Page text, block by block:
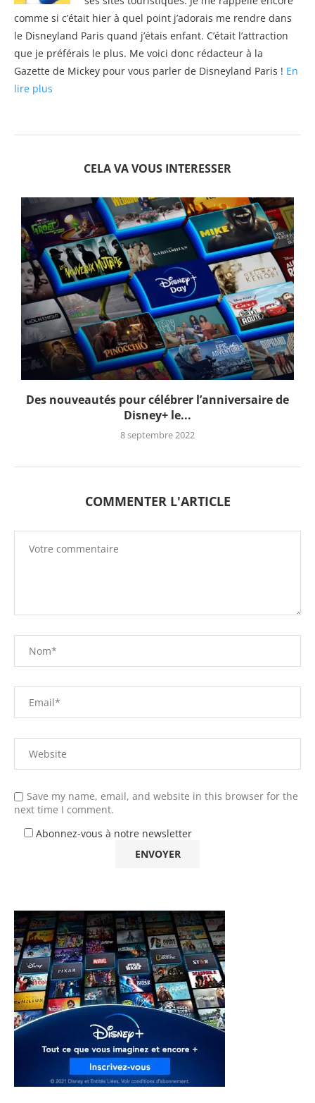
comme si c’était hier à quel point j’adorais me rendre dans
le Disneyland Paris quand j’étais enfant. C’était l’attraction
que je préférais le plus. Me voici donc rédacteur à la
Gazette de Mickey pour vous parler de Disneyland Paris ! En
lire plus
CELA VA VOUS INTERESSER
Des nouveautés pour célébrer l’anniversaire de
Disney+ le...
8 septembre 2022
COMMENTER L'ARTICLE
Save my name, email, and website in this browser for the
next time I comment.
Abonnez-vous à notre newsletter